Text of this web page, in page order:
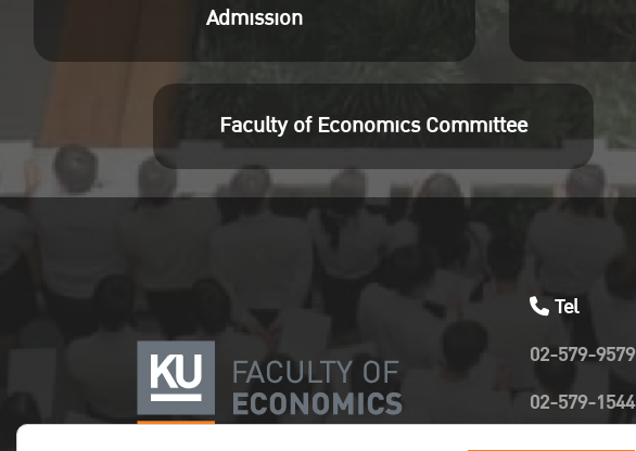
Admission
Faculty of Economics Committee
Tel
02-579-9579
02-579-1544